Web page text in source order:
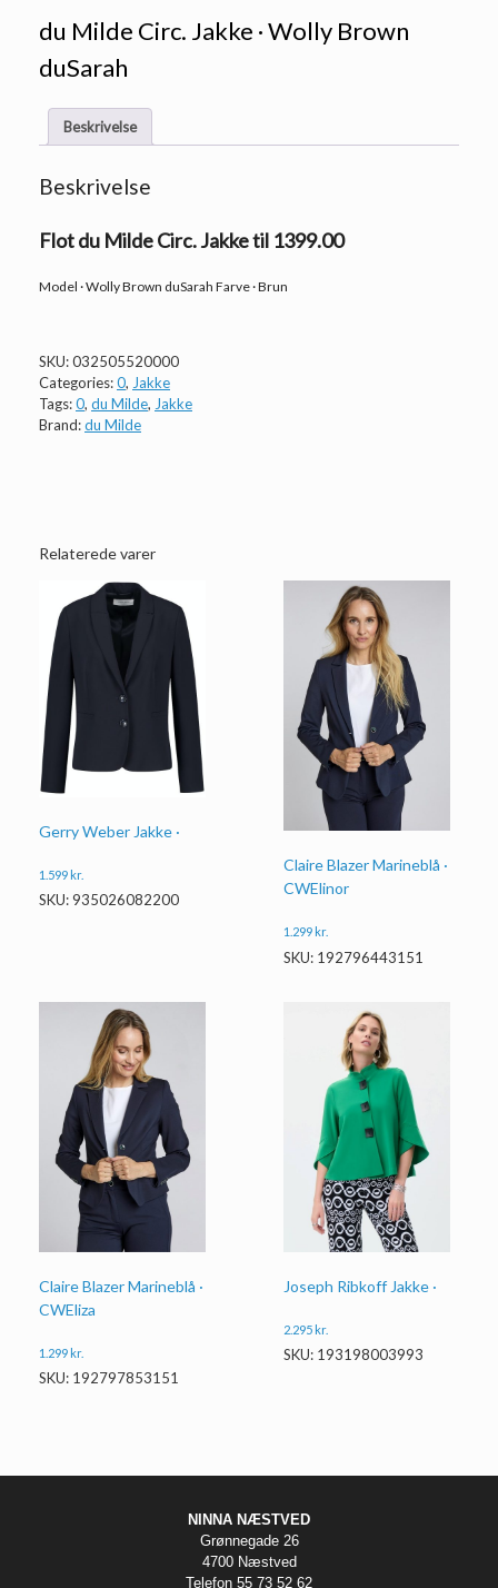
du Milde Circ. Jakke · Wolly Brown
duSarah
Beskrivelse
Beskrivelse
Flot du Milde Circ. Jakke til 1399.00
Model · Wolly Brown duSarah Farve · Brun
SKU:032505520000
Categories:0, Jakke
Tags:0, du Milde, Jakke
Brand:du Milde
Relaterede varer
Gerry Weber Jakke ·
1.599kr.
SKU: 935026082200
Claire Blazer Marineblå ·
CWElinor
1.299kr.
SKU: 192796443151
Claire Blazer Marineblå ·
CWEliza
1.299kr.
SKU: 192797853151
Joseph Ribkoff Jakke ·
2.295kr.
SKU: 193198003993
NINNA NÆSTVED
Grønnegade 26
4700 Næstved
Telefon 55 73 52 62